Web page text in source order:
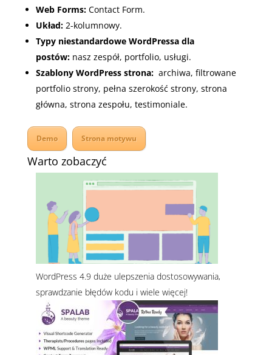
Web Forms: Contact Form.
Układ: 2-kolumnowy.
Typy niestandardowe WordPressa dla
postów: nasz zespół, portfolio, usługi.
Szablony WordPress strona:archiwa, filtrowane
portfolio strony, pełna szerokość strony, strona
główna, strona zespołu, testimoniale.
Demo Strona motywu
Warto zobaczyć
WordPress 4.9 duże ulepszenia dostosowywania,
sprawdzanie błędów kodu i wiele więcej!